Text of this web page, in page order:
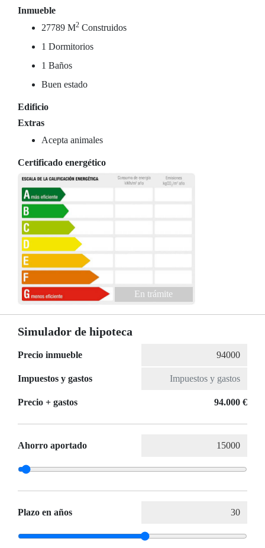
Inmueble
27789 M2 Construidos
1 Dormitorios
1 Baños
Buen estado
Edificio
Extras
Acepta animales
Certificado energético
En trámite
Simulador de hipoteca
Precio inmueble
Impuestos y gastos
Precio + gastos 94.000 €
Ahorro aportado
Plazo en años